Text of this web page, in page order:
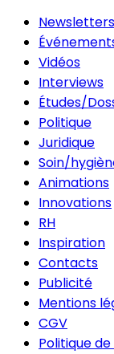
Newsletters
Vidéos
Interviews
Études/
Politique
Juridique
Soin/
Animations
Innovations
RH
Inspiration
Contacts
Publicité
Mentions
CGV
Politique